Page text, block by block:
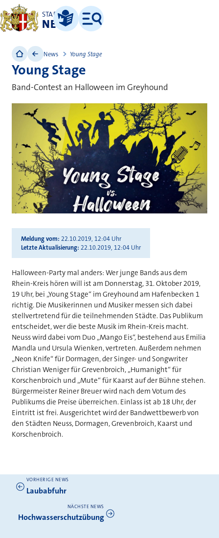
STADT
NEUSS
Leichte Sprache
Menü
News Young Stage
Young Stage
Band-Contest an Halloween im Greyhound
Meldung vom 22.10.2019, 12:04 Uhr
Letzte Aktualisierung 22.10.2019, 12:04 Uhr
Halloween-Party mal anders: Wer junge Bands aus dem
Rhein-Kreis hören will ist am Donnerstag, 31. Oktober 2019,
19 Uhr, bei „Young Stage“ im Greyhound am Hafenbecken 1
richtig. Die Musikerinnen und Musiker messen sich dabei
stellvertretend für die teilnehmenden Städte. Das Publikum
entscheidet, wer die beste Musik im Rhein-Kreis macht.
Neuss wird dabei vom Duo „Mango Eis“, bestehend aus Emilia
Mandla und Ursula Wienken, vertreten. Außerdem nehmen
„Neon Knife“ für Dormagen, der Singer- und Songwriter
Christian Weniger für Grevenbroich, „Humanight“ für
Korschenbroich und „Mute“ für Kaarst auf der Bühne stehen.
Bürgermeister Reiner Breuer wird nach dem Votum des
Publikums die Preise überreichen. Einlass ist ab 18 Uhr, der
Eintritt ist frei. Ausgerichtet wird der Bandwettbewerb von
den Städten Neuss, Dormagen, Grevenbroich, Kaarst und
Korschenbroich.
Weitere News
VORHERIGE NEWS
Laubabfuhr
NÄCHSTE NEWS
Hochwasserschutzübung